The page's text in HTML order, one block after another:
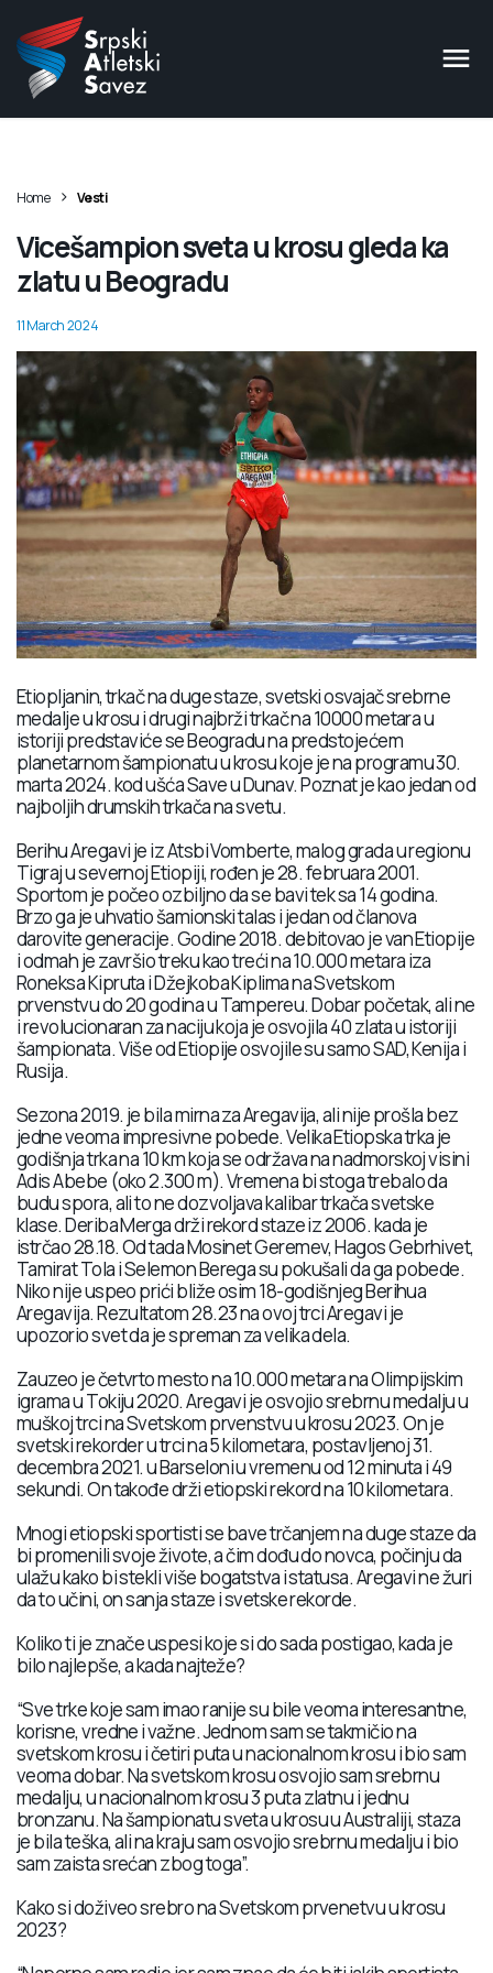
Home > Vesti
Vicešampion sveta u krosu gleda ka
zlatu u Beogradu
11 March 2024
Etiopljanin, trkač na duge staze, svetski osvajač srebrne
medalje u krosu i drugi najbrži trkač na 10000 metara u
istoriji predstaviće se Beogradu na predstojećem
planetarnom šampionatu u krosu koje je na programu 30.
marta 2024. kod ušća Save u Dunav. Poznat je kao jedan od
najboljih drumskih trkača na svetu.
Berihu Aregavi je iz Atsbi Vomberte, malog grada u regionu
Tigraj u severnoj Etiopiji, rođen je 28. februara 2001.
Sportom je počeo ozbiljno da se bavi tek sa 14 godina.
Brzo ga je uhvatio šamionski talas i jedan od članova
darovite generacije. Godine 2018. debitovao je van Etiopije
i odmah je završio treku kao treći na 10.000 metara iza
Roneksa Kipruta i Džejkoba Kiplima na Svetskom
prvenstvu do 20 godina u Tampereu. Dobar početak, ali ne
i revolucionaran za naciju koja je osvojila 40 zlata u istoriji
šampionata. Više od Etiopije osvojile su samo SAD, Kenija i
Rusija.
Sezona 2019. je bila mirna za Aregavija, ali nije prošla bez
jedne veoma impresivne pobede. Velika Etiopska trka je
godišnja trka na 10 km koja se održava na nadmorskoj visini
Adis Abebe (oko 2.300 m). Vremena bi stoga trebalo da
budu spora, ali to ne dozvoljava kalibar trkača svetske
klase. Deriba Merga drži rekord staze iz 2006. kada je
istrčao 28.18. Od tada Mosinet Geremev, Hagos Gebrhivet,
Tamirat Tola i Selemon Berega su pokušali da ga pobede.
Niko nije uspeo prići bliže osim 18-godišnjeg Berihua
Aregavija. Rezultatom 28.23 na ovoj trci Aregavi je
upozorio svet da je spreman za velika dela.
Zauzeo je četvrto mesto na 10.000 metara na Olimpijskim
igrama u Tokiju 2020. Aregavi je osvojio srebrnu medalju u
muškoj trci na Svetskom prvenstvu u krosu 2023. On je
svetski rekorder u trci na 5 kilometara, postavljenoj 31.
decembra 2021. u Barseloni u vremenu od 12 minuta i 49
sekundi. On takođe drži etiopski rekord na 10 kilometara.
Mnogi etiopski sportisti se bave trčanjem na duge staze da
bi promenili svoje živote, a čim dođu do novca, počinju da
ulažu kako bi stekli više bogatstva i statusa. Aregavi ne žuri
da to učini, on sanja staze i svetske rekorde.
Koliko ti je znače uspesi koje si do sada postigao, kada je
bilo najlepše, a kada najteže?
“Sve trke koje sam imao ranije su bile veoma interesantne,
korisne, vredne i važne. Jednom sam se takmičio na
svetskom krosu i četiri puta u nacionalnom krosu i bio sam
veoma dobar. Na svetskom krosu osvojio sam srebrnu
medalju, u nacionalnom krosu 3 puta zlatnu i jednu
bronzanu. Na šampionatu sveta u krosu u Australiji, staza
je bila teška, ali na kraju sam osvojio srebrnu medalju i bio
sam zaista srećan zbog toga”.
Kako si doživeo srebro na Svetskom prvenetvu u krosu
2023?